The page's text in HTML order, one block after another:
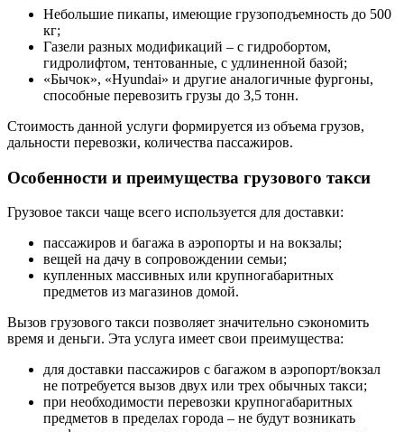
Небольшие пикапы, имеющие грузоподъемность до 500
кг;
Газели разных модификаций – с гидробортом,
гидролифтом, тентованные, с удлиненной базой;
«Бычок», «Hyundai» и другие аналогичные фургоны,
способные перевозить грузы до 3,5 тонн.
Стоимость данной услуги формируется из объема грузов,
дальности перевозки, количества пассажиров.
Особенности и преимущества грузового такси
Грузовое такси чаще всего используется для доставки:
пассажиров и багажа в аэропорты и на вокзалы;
вещей на дачу в сопровождении семьи;
купленных массивных или крупногабаритных
предметов из магазинов домой.
Вызов грузового такси позволяет значительно сэкономить
время и деньги. Эта услуга имеет свои преимущества:
для доставки пассажиров с багажом в аэропорт/вокзал
не потребуется вызов двух или трех обычных такси;
при необходимости перевозки крупногабаритных
предметов в пределах города – не будут возникать